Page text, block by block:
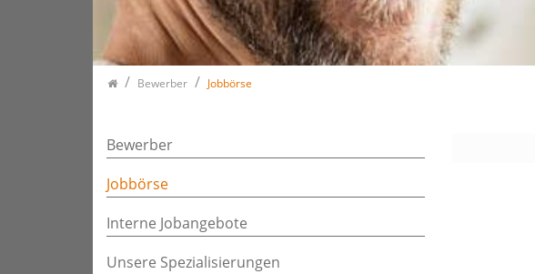
Bewerber Jobbörse
Bewerber
Jobbörse
Interne Jobangebote
Unsere Spezialisierungen